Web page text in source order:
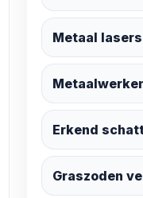
Metaal
Erkend
Graszoden